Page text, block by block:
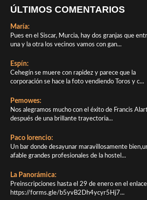
ÚLTIMOS COMENTARIOS
María:
Pues en el Siscar, Murcia, hay dos granjas que
una y la otra los vecinos vamos con gan...
Espín:
Cehegín se muere con rapidez y parece que la
corporación se hace la foto vendiendo Toros y c...
Pemowes:
Nos alegramos mucho con el éxito de Francis
después de una brillante trayectoria...
Paco lorencio:
Un bar donde desayunar maravillosamente
afable grandes profesionales de la hostel...
La Panorámica:
Preinscripciones hasta el 29 de enero en el enlace
https://forms.gle/b5yvB2Dh4ycyr5Hj7...